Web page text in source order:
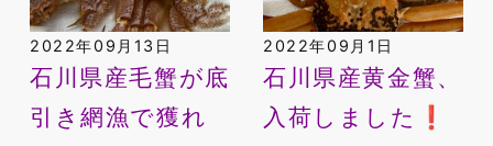
2022年09月13日
石川県産毛蟹が底
引き網漁で獲れ
2022年09月1日
石川県産黄金蟹、
入荷しました❗️